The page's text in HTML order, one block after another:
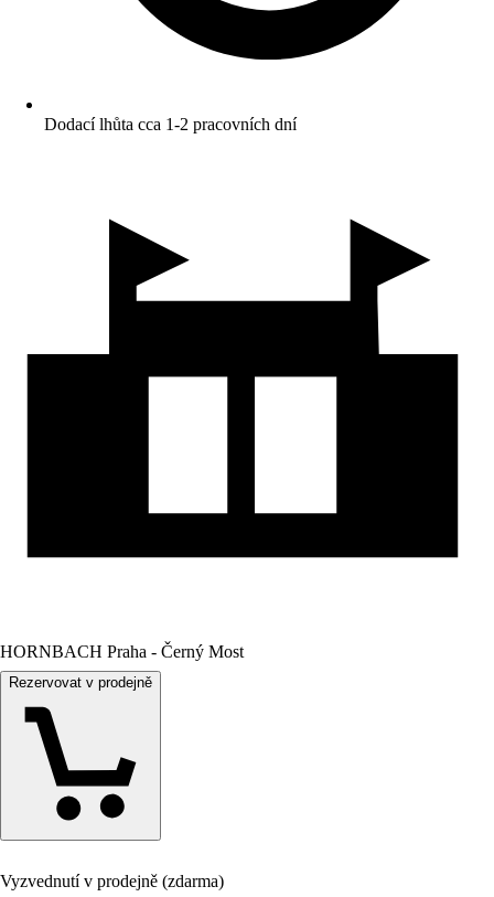
Dodací lhůta cca 1-2 pracovních dní
HORNBACH Praha - Černý Most
Rezervovat v prodejně
Vyzvednutí v prodejně (zdarma)